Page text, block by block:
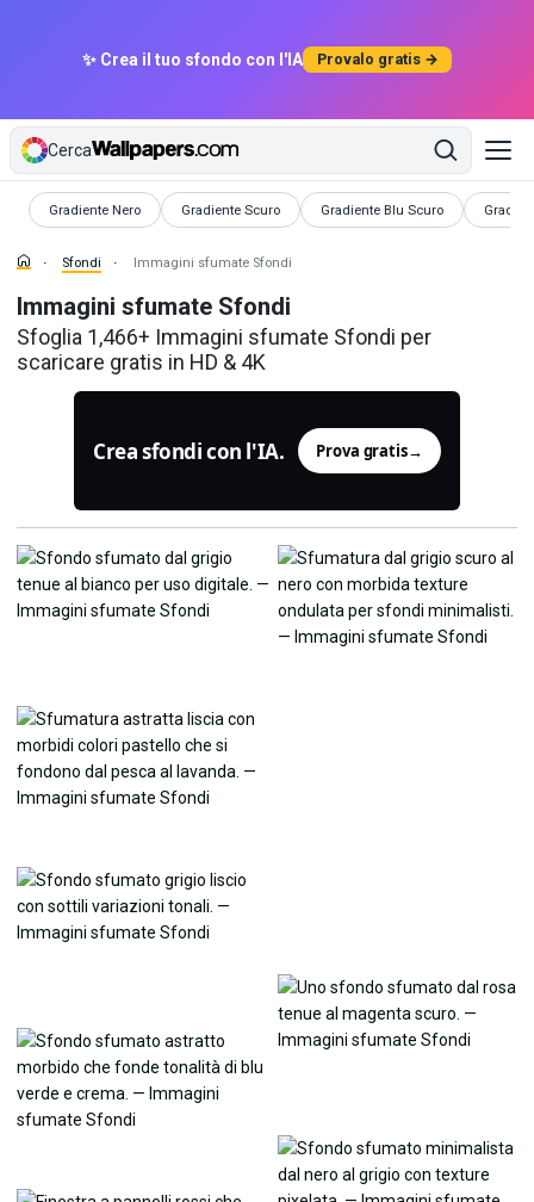
✨ Crea il tuo sfondo con l'IA Provalo gratis →
Cerca
Gradiente Nero
Sfondi Gradiente Scuro
Sfondi Gradiente Blu Scuro
Sfondi Sfondi
Sfondi Immagini sfumate Sfondi
Immagini sfumate Sfondi
Sfoglia 1,466+ Immagini sfumate Sfondi per
scaricare gratis in HD & 4K
Crea sfondi con l'IA. Prova gratis→